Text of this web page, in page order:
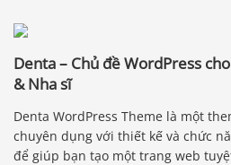
Denta – Chủ đề WordPress
& Nha sĩ
Denta WordPress Theme là một
chuyên dụng với thiết kế và chức
để giúp bạn tạo một trang web